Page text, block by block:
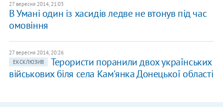
27 вересня 2014, 21:03
В Умані один із хасидів ледве не втонув під час
омовіння
27 вересня 2014, 20:26
ЕКСКЛЮЗИВ
Терористи поранили двох українських
військових біля села Кам'янка Донецької області